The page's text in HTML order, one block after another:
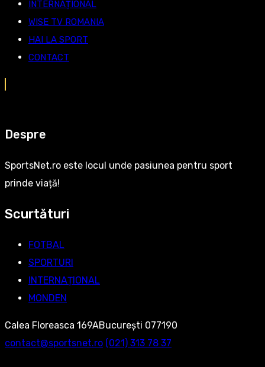
INTERNAȚIONAL
WISE TV ROMANIA
HAI LA SPORT
CONTACT
Despre
SportsNet.ro este locul unde pasiunea pentru sport
prinde viață!
Scurtături
FOTBAL
SPORTURI
INTERNAȚIONAL
MONDEN
Calea Floreasca 169ABucurești 077190
contact@sportsnet.ro ‭(021) 313 78 37‬